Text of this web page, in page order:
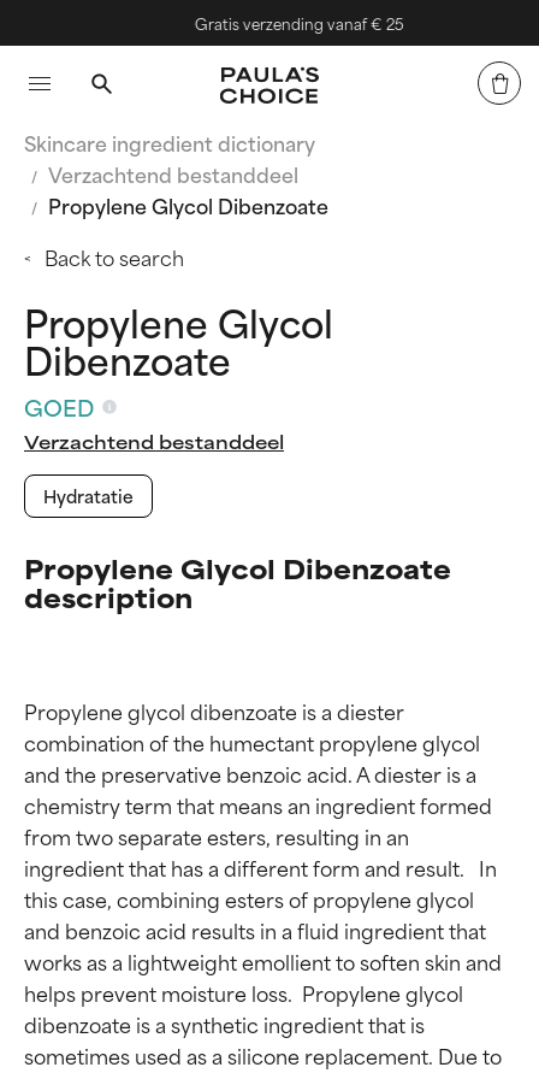
Gratis verzending vanaf € 25
Skincare ingredient dictionary
Verzachtend bestanddeel
Propylene Glycol Dibenzoate
Back to search
Propylene Glycol
Dibenzoate
GOED
Verzachtend bestanddeel
Hydratatie
Propylene Glycol Dibenzoate
description
Propylene glycol dibenzoate is a diester
combination of the humectant propylene glycol
and the preservative benzoic acid. A diester is a
chemistry term that means an ingredient formed
from two separate esters, resulting in an
ingredient that has a different form and result.   In
this case, combining esters of propylene glycol
and benzoic acid results in a fluid ingredient that
works as a lightweight emollient to soften skin and
helps prevent moisture loss.  Propylene glycol
dibenzoate is a synthetic ingredient that is
sometimes used as a silicone replacement. Due to